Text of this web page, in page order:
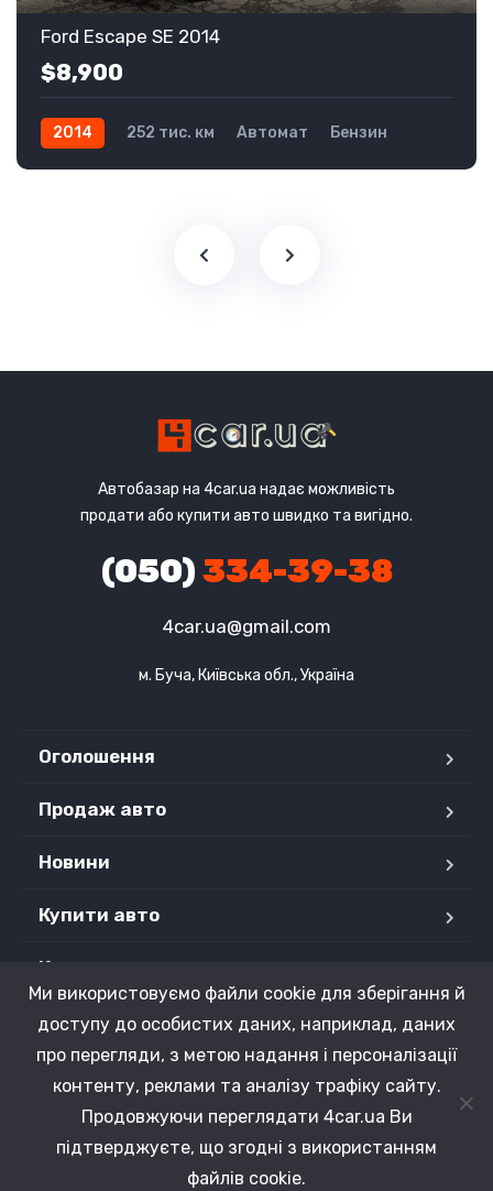
Ford Escape SE 2014
$8,900
2014 252 тис. км Автомат
Бензин
Автобазар на 4car.ua надає можливість
продати або купити авто швидко та вигідно.
(050)334-39-38
4car.ua@gmail.com
м. Буча, Київська обл., Україна
Оголошення
Продаж авто
Новини
Купити авто
Контакти
Продані авто
Copyright © 2015 - 2026 4CAR.UA. Усі права захищені.
Ми використовуємо файли cookie для зберігання й
доступу до особистих даних, наприклад, даних
про перегляди, з метою надання і персоналізації
контенту, реклами та аналізу трафіку сайту.
Продовжуючи переглядати 4car.ua Ви
підтверджуєте, що згодні з використанням
файлів cookie.